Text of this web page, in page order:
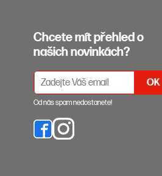
Chcete mít přehled o
našich novinkách?
PŘIHLÁŠENÍ K ODBĚRU NEWSLETTERŮ
Od nás spam nedostanete!